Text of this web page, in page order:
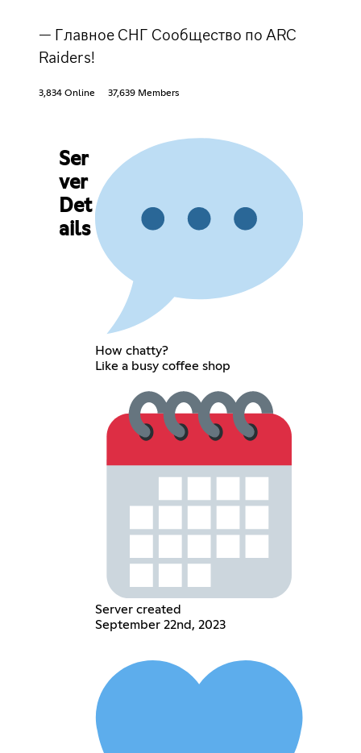
— Главное СНГ Сообщество по ARC
Raiders!
3,834 Online 37,639 Members
Ser
ver
Det
ails
How chatty?
Like a busy coffee shop
Server created
September 22nd, 2023